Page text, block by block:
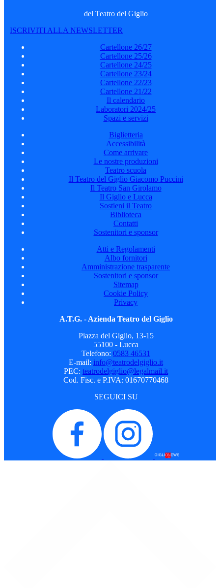
del Teatro del Giglio
ISCRIVITI ALLA NEWSLETTER
Cartellone 26/27
Cartellone 25/26
Cartellone 24/25
Cartellone 23/24
Cartellone 22/23
Cartellone 21/22
Il calendario
Laboratori 2024/25
Spazi e servizi
Biglietteria
Accessibilità
Come arrivare
Le nostre produzioni
Teatro scuola
Il Teatro del Giglio Giacomo Puccini
Il Teatro San Girolamo
Il Giglio e Lucca
Sostieni il Teatro
Biblioteca
Contatti
Sostenitori e sponsor
Atti e Regolamenti
Albo fornitori
Amministrazione trasparente
Sostenitori e sponsor
Sitemap
Cookie Policy
Privacy
A.T.G. - Azienda Teatro del Giglio
Piazza del Giglio, 13-15
55100 - Lucca
Telefono: 0583 46531
E-mail: info@teatrodelgiglio.it
PEC: teatrodelgiglio@legalmail.it
Cod. Fisc. e P.IVA: 01670770468
SEGUICI SU